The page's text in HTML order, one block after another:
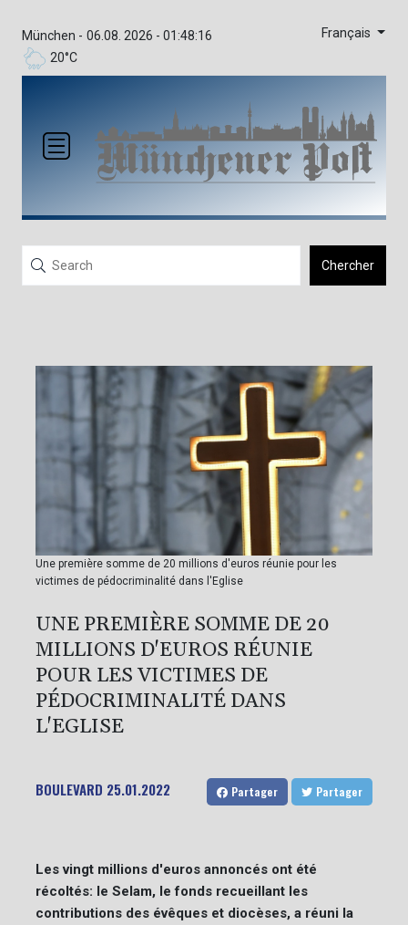
München -
20°C
06.08. 2026 - 01:48:16 Français
Chercher
Une première somme de 20 millions d'euros réunie pour les
victimes de pédocriminalité dans l'Eglise
UNE PREMIÈRE SOMME DE 20
MILLIONS D'EUROS RÉUNIE
POUR LES VICTIMES DE
PÉDOCRIMINALITÉ DANS
L'EGLISE
BOULEVARD 25.01.2022 Partager Partager
Les vingt millions d'euros annoncés ont été
récoltés: le Selam, le fonds recueillant les
contributions des évêques et diocèses, a réuni la